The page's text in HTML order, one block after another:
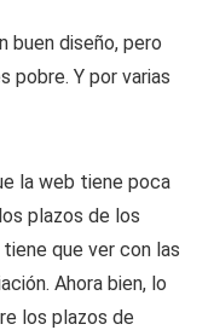
buen diseño, pero
pobre. Y por varias
la web tiene poca
plazos de los
que ver con las
Ahora bien, lo
los plazos de